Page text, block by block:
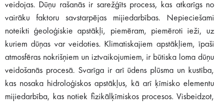
veidojas. Dūņu rašanās ir sarežģīts process, kas atkarīgs no
vairāku faktoru savstarpējas mijiedarbības. Nepieciešami
noteikti ģeoloģiskie apstākļi, piemēram, piemēroti ieži, uz
kuriem dūņas var veidoties. Klimatiskajiem apstākļiem, īpaši
atmosfēras nokrišņiem un iztvaikojumiem, ir būtiska loma dūņu
veidošanās procesā. Svarīga ir arī ūdens plūsma un kustība,
kas nosaka hidroloģiskos apstākļus, kā arī ķīmisko elementu
mijiedarbība, kas notiek fizikālķīmiskos procesos. Visbeidzot,